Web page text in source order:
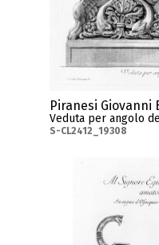
Piranesi Giovanni
Veduta per angolo
S-CL2412_19308